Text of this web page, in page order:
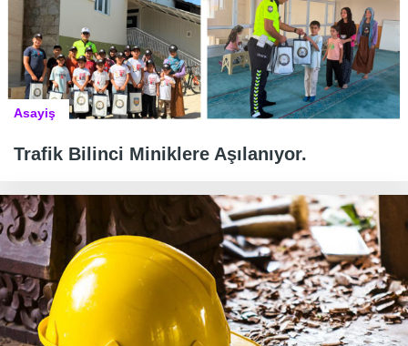
Asayiş
Trafik Bilinci Miniklere Aşılanıyor.